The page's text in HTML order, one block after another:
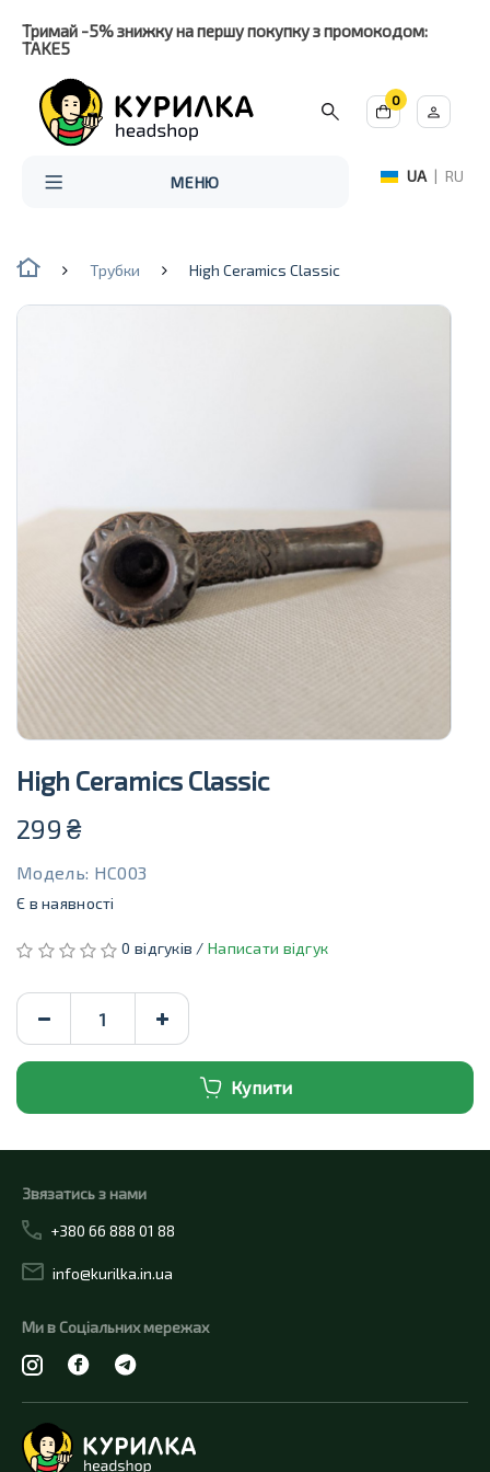
Тримай -5% знижку на першу покупку з промокодом:
TAKE5
0
МЕНЮ UA | RU
Трубки High Ceramics Classic
High Ceramics Classic
299 ₴
Модель: HC003
Є в наявності
0 відгуків /Написати відгук
Купити
Звязатись з нами
+380 66 888 01 88
info@kurilka.in.ua
Ми в Соціальних мережах